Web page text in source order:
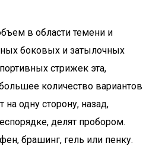
в области темени и
боковых и затылочных
стрижек эта,
количество вариантов
одну сторону, назад,
делят пробором.
брашинг, гель или пенку.